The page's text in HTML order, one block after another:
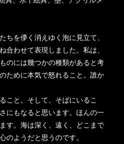
ちを儚く消えゆく泡に見立て、
合わせて表現しました。私は、
のには幾つかの種類があると考
ために本気で怒れること。誰か
こと。そして、そばにいるこ
にもなると思います。ほんの一
す。海は深く、遠く、どこまで
のようだと思うのです。